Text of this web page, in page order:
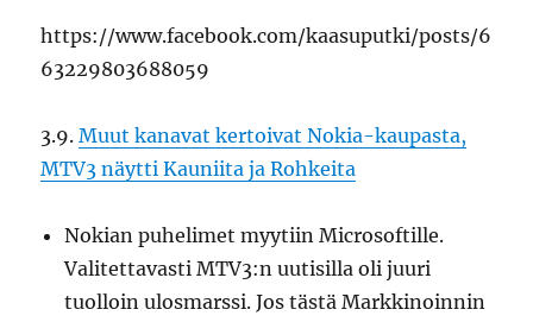
https://www.facebook.com/kaasuputki/posts/6
63229803688059
3.9.Muut kanavat kertoivat Nokia-kaupasta,
MTV3 näytti Kauniita ja Rohkeita
Nokian puhelimet myytiin Microsoftille.
Valitettavasti MTV3:n uutisilla oli juuri
tuolloin ulosmarssi. Jos tästä Markkinoinnin